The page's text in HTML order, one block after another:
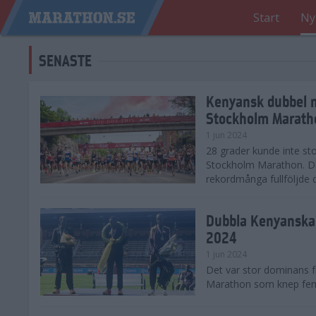
Start
SENASTE
Kenyansk dubbel
Stockholm
1 jun 2024
28 grader kunde inte
Stockholm Marathon.
rekordmånga fullföljde
Dubbla
2024
1 jun 2024
Det var stor dominans
Marathon som knep